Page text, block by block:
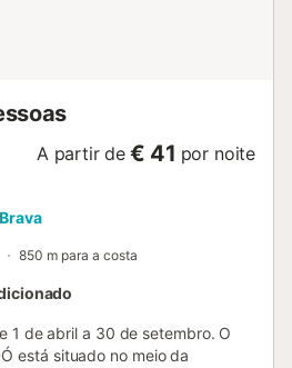
A partir de € 41 por noite
850 m para a costa
1 de abril a 30 de setembro. O
está situado no meio da